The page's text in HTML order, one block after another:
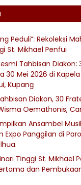
Peduli”: Rekoleksi
St. Mikhael Penfui
Tahbisan Diakon:
30 Mei 2026 di
Kupang
Diakon, 30
Oemathonis,
Ansambel
Panggilan di
Tinggi St. Mikhael
dan